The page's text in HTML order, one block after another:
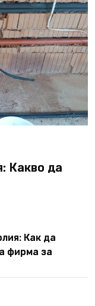
Какво да
Как да
фирма за